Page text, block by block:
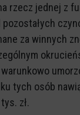
rzecz jednej z
za winnych
tych osób
zł.